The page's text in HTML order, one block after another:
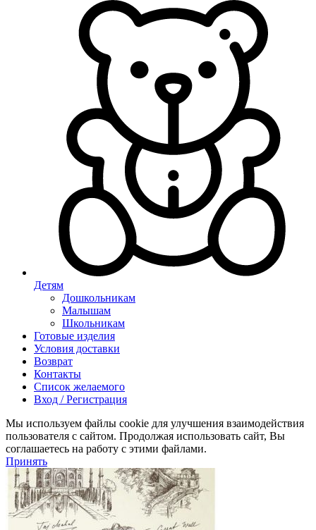
Детям
Дошкольникам
Малышам
Школьникам
Готовые изделия
Условия доставки
Возврат
Контакты
Список желаемого
Вход / Регистрация
Мы используем файлы cookie для улучшения взаимодействия
пользователя с сайтом. Продолжая использовать сайт, Вы
соглашаетесь на работу с этими файлами.
Принять